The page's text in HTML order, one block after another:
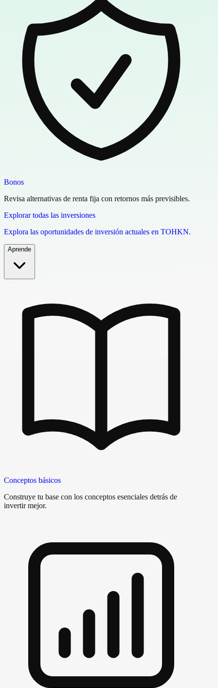
Bonos
Revisa alternativas de renta fija con retornos más previsibles.
Explorar todas las inversiones
Explora las oportunidades de inversión actuales en TOHKN.
Aprende
Conceptos básicos
Construye tu base con los conceptos esenciales detrás de
invertir mejor.